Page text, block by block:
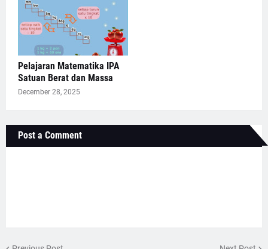
Pelajaran Matematika IPA
Satuan Berat dan Massa
December 28, 2025
Post a Comment